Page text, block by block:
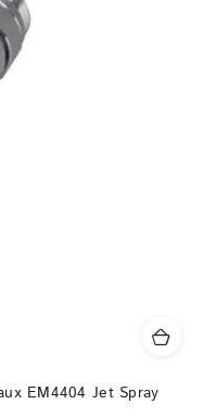
EM4404 Jet Spray